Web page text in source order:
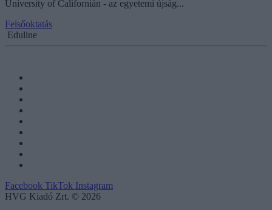
University of Californián - az egyetemi újság...
Felsőoktatás
Eduline
Facebook TikTok Instagram
HVG Kiadó Zrt. © 2026